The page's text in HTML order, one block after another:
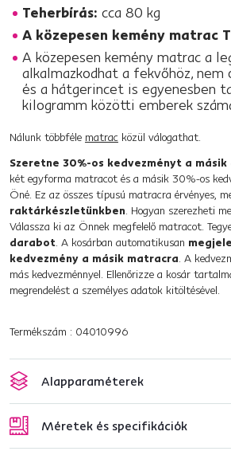
Teherbírás: cca 80 kg
A közepesen kemény matrac
A közepesen kemény matrac a
alkalmazkodhat a fekvőhöz,
és a hátgerincet is egyenesben
kilogramm közötti emberek
Nálunk többféle matrac közül válogathat.
Szeretne 30%-os kedvezményt a
két egyforma matracot és a másik 30%-os
Öné. Ez az összes típusú matracra érvényes,
raktárkészletünkben. Hogyan szerezheti
Válassza ki az Önnek megfelelő matracot.
darabot. A kosárban automatikusan
kedvezmény a másik matracra. A
más kedvezménnyel. Ellenőrizze a kosár
megrendelést a személyes adatok kitöltésével.
Termékszám : 04010996
Alapparaméterek
Méretek és specifikációk